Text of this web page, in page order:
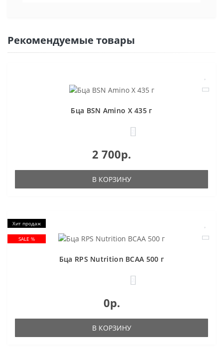
Рекомендуемые товары
Бца BSN Amino X 435 г
2 700р.
В КОРЗИНУ
Хит продаж
SALE %
Бца RPS Nutrition BCAA 500 г
0р.
В КОРЗИНУ